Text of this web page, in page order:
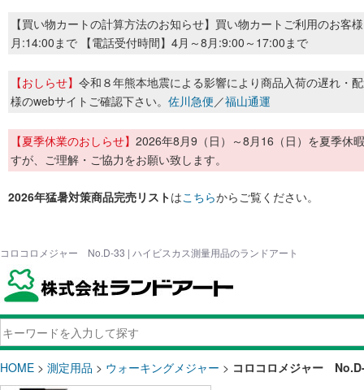
【買い物カートの計算方法のお知らせ】買い物カートご利用のお客
月:14:00まで 【電話受付時間】4月～8月:9:00～17:00まで
【おしらせ】 令和８年熊本地震による影響により商品入荷の遅れ・
様のwebサイトご確認下さい。 佐川急便／福山通運
【夏季休業のおしらせ】 2026年8月9（日）～8月16（日）を夏季休
すが、ご理解・ご協力をお願い致します。
2026年猛暑対策商品完売リストはこちらからご覧ください。
コロコロメジャー No.D-33 | ハイビスカス測量用品のランドアート
HOME > 測定用品 > ウォーキングメジャー > コロコロメジャー